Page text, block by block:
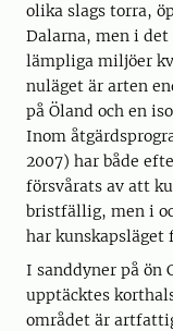
olika slags torra,
Dalarna, men i
lämpliga miljöer
nuläget är arten
på Öland och en
Inom
2007) har både
försvårats av att
bristfällig, men i
har kunskapsläget
I sanddyner på ön
upptäcktes
området är